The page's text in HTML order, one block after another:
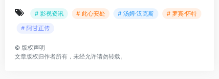
# 影视资讯 # 此心安处 # 汤姆·汉克斯
# 罗宾·怀特
# 阿甘正传
© 版权声明
文章版权归作者所有，未经允许请勿转载。